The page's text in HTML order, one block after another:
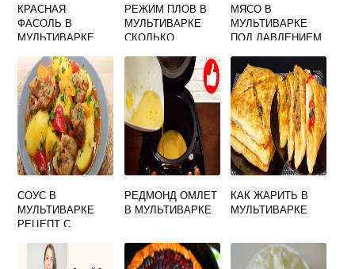
КРАСНАЯ
ФАСОЛЬ В
МУЛЬТИВАРКЕ
РЕЖИМ ПЛОВ В
МУЛЬТИВАРКЕ
СКОЛЬКО
МЯСО В
МУЛЬТИВАРКЕ
ПОД ДАВЛЕНИЕМ
СОУС В
МУЛЬТИВАРКЕ
РЕЦЕПТ С
СВИНИНОЙ
РЕДМОНД ОМЛЕТ
В МУЛЬТИВАРКЕ
КАК ЖАРИТЬ В
МУЛЬТИВАРКЕ